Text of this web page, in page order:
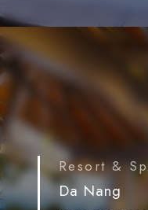
Resort &
Da Nang